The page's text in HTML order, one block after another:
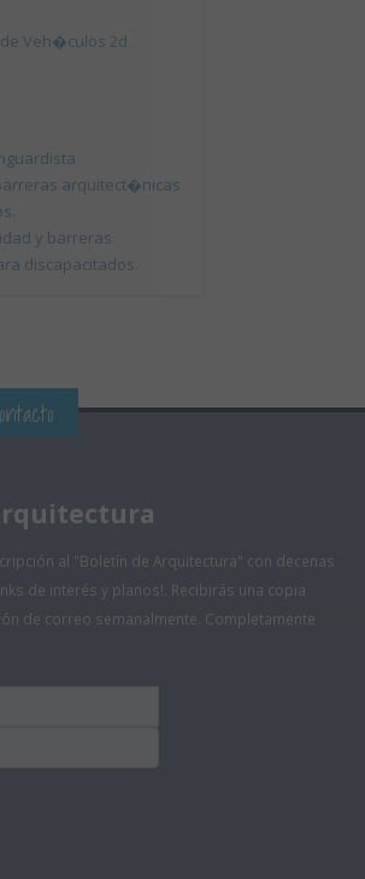
Veh�culos 2d
y barreras
discapacitados.
al "Boletín de Arquitectura" con decenas
de interés y planos!. Recibirás una copia
de correo semanalmente. Completamente